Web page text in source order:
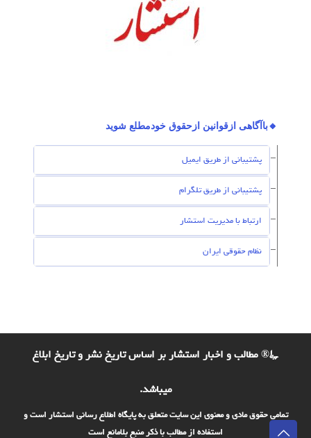
🔸باآگاهی ازقوانین ازحقوق خودمطلع شوید
پشتیبانی از طریق ایمیل
پشتیبانی از طریق تلگرام
ارتباط با مدیریت استشار
نظام حقوقی ایران
©® مطالب و اخبار استشار بر اساس تاریخ نشر و تاریخ ابلاغ
میباشد.
تمامی حقوق مادی و معنوی این سایت متعلق به پایگاه اطلاع رسانی استشار است و
استفاده از مطالب با ذکر منبع بلامانع است